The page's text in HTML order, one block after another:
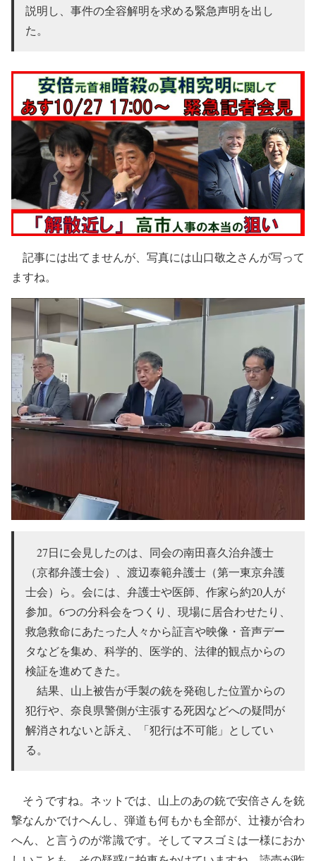
説明し、事件の全容解明を求める緊急声明を出し
た。
記事には出てませんが、写真には山口敬之さんが写って
ますね。
27日に会見したのは、同会の南田喜久治弁護士
（京都弁護士会）、渡辺泰範弁護士（第一東京弁護
士会）ら。会には、弁護士や医師、作家ら約20人が
参加。6つの分科会をつくり、現場に居合わせたり、
救急救命にあたった人々から証言や映像・音声デー
タなどを集め、科学的、医学的、法律的観点からの
検証を進めてきた。
結果、山上被告が手製の銃を発砲した位置からの
犯行や、奈良県警側が主張する死因などへの疑問が
解消されないと訴え、「犯行は不可能」としてい
る。
そうですね。ネットでは、山上のあの銃で安倍さんを銃
撃なんかでけへんし、弾道も何もかも全部が、辻褄が合わ
へん、と言うのが常識です。そしてマスゴミは一様におか